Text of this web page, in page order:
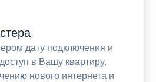
дату подключения и
в Вашу квартиру.
нового интернета и